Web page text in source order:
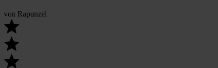
von Rapunzel